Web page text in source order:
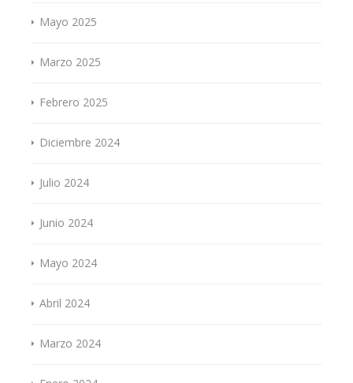
Mayo 2025
Marzo 2025
Febrero 2025
Diciembre 2024
Julio 2024
Junio 2024
Mayo 2024
Abril 2024
Marzo 2024